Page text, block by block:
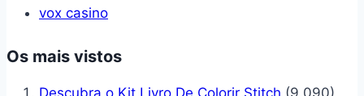
vox casino
Os mais vistos